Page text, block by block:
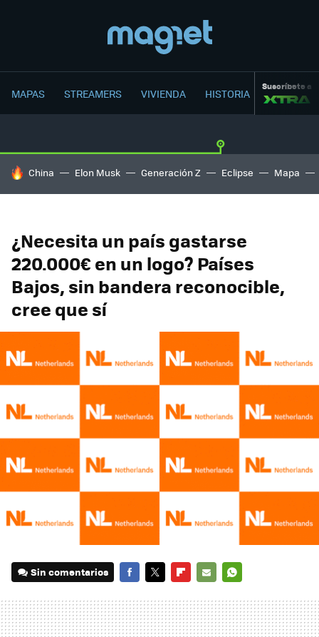
MAPAS STREAMERS VIVIENDA HISTORIA Suscríbete a
HOY SE HABLA DE
China Elon Musk Generación Z Eclipse Mapa
¿Necesita un país gastarse
220.000€ en un logo? Países
Bajos, sin bandera reconocible,
cree que sí
Sin comentarios
MAIL